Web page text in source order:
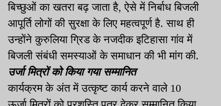
बिच्छुओं का खतरा बढ़ जाता है, ऐसे में निर्बाध बिजली
आपूर्ति लोगों की सुरक्षा के लिए महत्वपूर्ण है. साथ ही
उन्होंने कुरुलिया ग्रिड के नजदीक इटिहासा गांव में
बिजली संबंधी समस्याओं के समाधान की भी मांग की.
उर्जा मित्रों को किया गया सम्मानित
कार्यक्रम के अंत में उत्कृष्ट कार्य करने वाले 10